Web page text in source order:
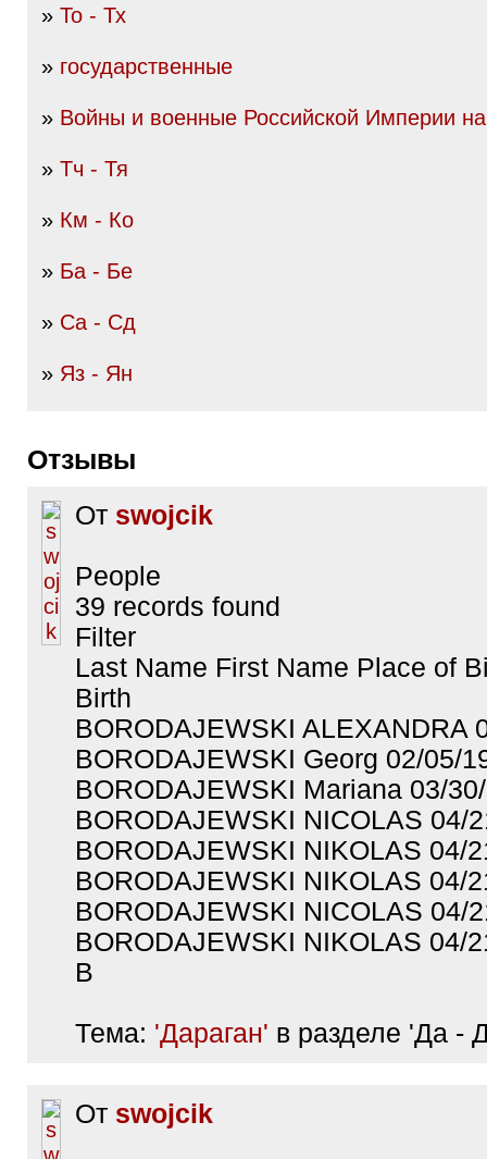
» То - Тх
» государственные
» Войны и военные Российской Империи
» Тч - Тя
» Км - Ко
» Ба - Бе
» Са - Сд
» Яз - Ян
Отзывы
От swojcik
People
39 records found
Filter
Last Name First Name Place of
Birth
BORODAJEWSKI ALEXANDRA
BORODAJEWSKI Georg 02/05/
BORODAJEWSKI Mariana 03/
BORODAJEWSKI NICOLAS 04/
BORODAJEWSKI NIKOLAS 04/
BORODAJEWSKI NIKOLAS 04/
BORODAJEWSKI NICOLAS 04/
BORODAJEWSKI NIKOLAS 04/
B
Тема: 'Дараган' в разделе 'Да -
От swojcik